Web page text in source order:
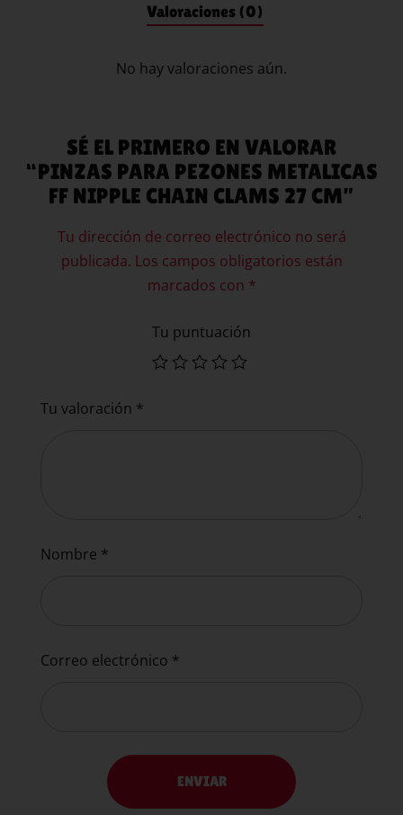
Valoraciones (0)
No hay valoraciones aún.
SÉ EL PRIMERO EN VALORAR
“PINZAS PARA PEZONES METALICAS
FF NIPPLE CHAIN CLAMS 27 CM”
Tu dirección de correo electrónico no será
publicada. Los campos obligatorios están
marcados con *
Tu puntuación
Tu valoración *
Nombre *
Correo electrónico *